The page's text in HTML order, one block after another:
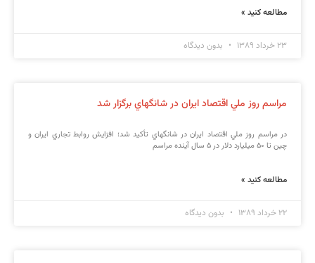
مطالعه کنید »
۲۳ خرداد ۱۳۸۹ بدون دیدگاه
مراسم روز ملي اقتصاد ايران در شانگهاي برگزار شد
در مراسم روز ملي اقتصاد ايران در شانگهاي تأكيد شد؛ افزايش روابط تجاري ايران و
چين تا ۵۰ ميليارد دلار در ۵ سال آينده مراسم
مطالعه کنید »
۲۲ خرداد ۱۳۸۹ بدون دیدگاه